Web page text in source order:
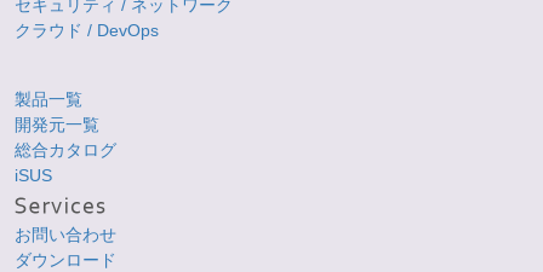
セキュリティ / ネットワーク
クラウド / DevOps
製品一覧
開発元一覧
総合カタログ
iSUS
お問い合わせ
ダウンロード